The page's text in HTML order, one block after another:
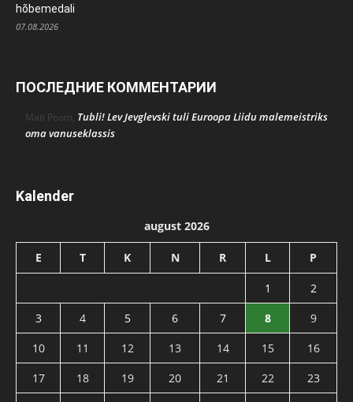
hõbemedali
07.08.2026
ПОСЛЕДНИЕ КОММЕНТАРИИ
Mati Poom, Tubli! Lev Jevglevski tuli Euroopa Liidu malemeistriks
oma vanuseklassis
Kalender
august 2026
E T K N R L P
1
2
3
4 5 6 7 8
9
10
11 12 13 14 15
16
17
18 19 20 21 22
23